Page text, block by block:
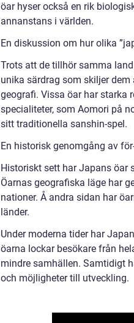
öar hyser också en rik
annanstans i världen.
En diskussion om hur olika
Trots att de tillhör samma
unika särdrag som skiljer
geografi. Vissa öar har starka
specialiteter, som Aomori på
sitt traditionella sanshin-spel.
En historisk genomgång av
Historiskt sett har Japans öar
Öarnas geografiska läge har
nationer. Å andra sidan har
länder.
Under moderna tider har
öarna lockar besökare från
mindre samhällen. Samtidigt
och möjligheter till utveckling.